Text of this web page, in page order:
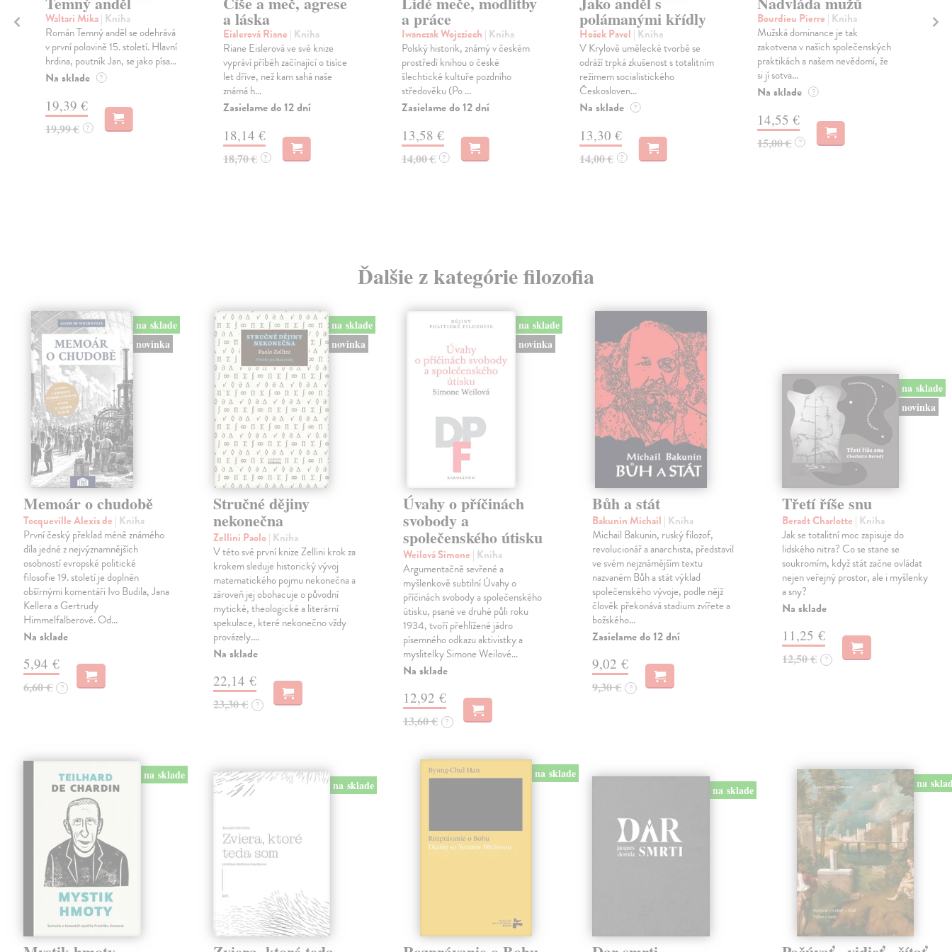
Waltari Mika| Kniha
Román Temný anděl se odehrává
v první polovině 15. století. Hlavní
hrdina, poutník Jan, se jako písa...
Na sklade ?
19,39 €
19,99 € ?
a láska
Eislerová Riane | Kniha
Riane Eislerová ve své knize
vypráví příběh začínající o tisíce
let dříve, než kam sahá naše
známá h...
Zasielame do 12 dní
18,14 €
18,70 € ?
a práce
Iwanczak Wojcziech | Kniha
Polský historik, známý v českém
prostředí knihou o české
šlechtické kultuře pozdního
středověku (Po ...
Zasielame do 12 dní
13,58 €
14,00 € ?
polámanými křídly
Hošek Pavel | Kniha
V Krylově umělecké tvorbě se
odráží trpká zkušenost s totalitním
režimem socialistického
Českosloven...
Na sklade ?
13,30 €
14,00 € ?
Bourdieu Pierre | Kniha
Mužská dominance je tak
zakotvena v našich společenských
praktikách a našem nevědomí, že
si jí sotva...
Na sklade ?
14,55 €
15,00 € ?
Ďalšie z kategórie filozofia
na sklade
novinka
Memoár o chudobě
Tocqueville Alexis de | Kniha
První český překlad méně známého
díla jedné z nejvýznamnějších
osobností evropské politické
filosofie 19. století je doplněn
obšírnými komentáři Ivo Budila, Jana
Kellera a Gertrudy
Himmelfalberové. Od…
Na sklade
5,94 €
6,60 € ?
na sklade
novinka
Stručné dějiny
nekonečna
Zellini Paolo| Kniha
V této své první knize Zellini krok za
krokem sleduje historický vývoj
matematického pojmu nekonečna a
zároveň jej obohacuje o původní
mytické, theologické a literární
spekulace, které nekonečno vždy
provázely.…
Na sklade
22,14 €
23,30 € ?
na sklade
novinka
Úvahy o příčinách
svobody a
společenského útisku
Weilová Simone | Kniha
Argumentačně sevřené a
myšlenkově subtilní Úvahy o
příčinách svobody a společenského
útisku, psané ve druhé půli roku
1934, tvoří přehlížené jádro
písemného odkazu aktivistky a
myslitelky Simone Weilové…
Na sklade
12,92 €
13,60 € ?
Bůh a stát
Bakunin Michail | Kniha
Michail Bakunin, ruský filozof,
revolucionář a anarchista, představil
ve svém nejznámějším textu
nazvaném Bůh a stát výklad
společenského vývoje, podle nějž
člověk překonává stadium zvířete a
božského…
Zasielame do 12 dní
9,02 €
9,30 € ?
na sklade
novinka
Třetí říše snu
Beradt Charlotte | Kniha
Jak se totalitní moc zapisuje do
lidského nitra? Co se stane se
soukromím, když stát začne ovládat
nejen veřejný prostor, ale i myšlenky
a sny?
Na sklade
11,25 €
12,50 € ?
na sklade
na sklade
na sklade
na sklade na